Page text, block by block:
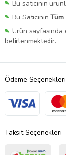
Bu satıcının
Bu Satıcının
Ürün sayfasında
belirlenmektedir.
Ödeme Seçenekleri
Taksit Seçenekleri